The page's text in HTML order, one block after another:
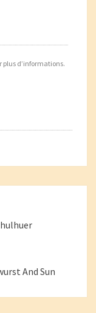
plus d’informations.
And Sun